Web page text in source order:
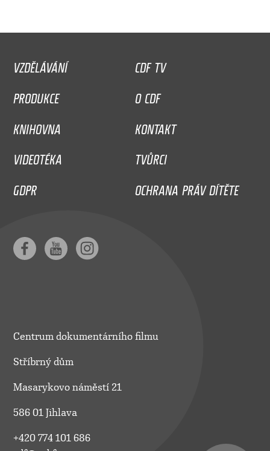
VZDĚLÁVÁNÍ
CDF TV
PRODUKCE
O CDF
KNIHOVNA
KONTAKT
VIDEOTÉKA
TVŮRCI
GDPR
OCHRANA PRÁV DÍTĚTE
Centrum dokumentárního filmu
Stříbrný dům
Masarykovo náměstí 21
586 01 Jihlava
+420 774 101 686